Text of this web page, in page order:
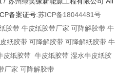
备案证号:苏ICP备18044481号
胶带 牛皮纸胶带厂家 可降解胶带 牛
纸胶带 可降解胶带 可降解纸胶带 牛
皮纸胶带 牛皮纸胶带 湿水牛皮纸胶
厂家 可降解胶带